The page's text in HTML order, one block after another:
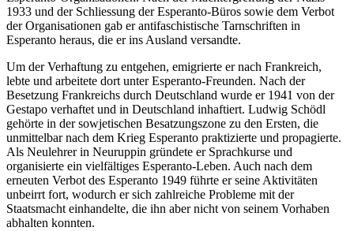
1933 und der Schliessung der Esperanto-Büros sowie dem Verbot
der Organisationen gab er antifaschistische Tarnschriften in
Esperanto heraus, die er ins Ausland versandte.
Um der Verhaftung zu entgehen, emigrierte er nach Frankreich,
lebte und arbeitete dort unter Esperanto-Freunden. Nach der
Besetzung Frankreichs durch Deutschland wurde er 1941 von der
Gestapo verhaftet und in Deutschland inhaftiert. Ludwig Schödl
gehörte in der sowjetischen Besatzungszone zu den Ersten, die
unmittelbar nach dem Krieg Esperanto praktizierte und propagierte.
Als Neulehrer in Neuruppin gründete er Sprachkurse und
organisierte ein vielfältiges Esperanto-Leben. Auch nach dem
erneuten Verbot des Esperanto 1949 führte er seine Aktivitäten
unbeirrt fort, wodurch er sich zahlreiche Probleme mit der
Staatsmacht einhandelte, die ihn aber nicht von seinem Vorhaben
abhalten konnten.